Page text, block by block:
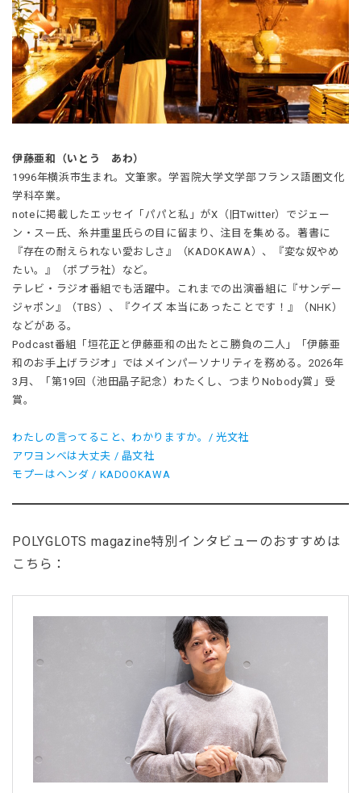
伊藤亜和（いとう あわ）
1996年横浜市生まれ。文筆家。学習院大学文学部フランス語圏文化
学科卒業。
noteに掲載したエッセイ「パパと私」がX（旧Twitter）でジェー
ン・スー氏、糸井重里氏らの目に留まり、注目を集める。著書に
『存在の耐えられない愛おしさ』（KADOKAWA）、『変な奴やめ
たい。』（ポプラ社）など。
テレビ・ラジオ番組でも活躍中。これまでの出演番組に『サンデー
ジャポン』（TBS）、『クイズ 本当にあったことです！』（NHK）
などがある。
Podcast番組「垣花正と伊藤亜和の出たとこ勝負の二人」「伊藤亜
和のお手上げラジオ」ではメインパーソナリティを務める。2026年
3月、「第19回（池田晶子記念）わたくし、つまりNobody賞」受
賞。
わたしの言ってること、わかりますか。 / 光文社
アワヨンベは大丈夫 / 晶文社
モプーはヘンダ / KADOOKAWA
POLYGLOTS magazine特別インタビューのおすすめは
こちら ：